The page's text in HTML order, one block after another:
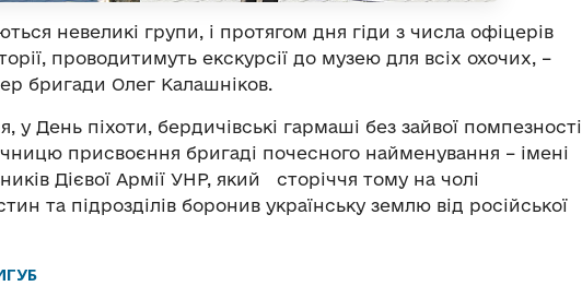
невеликі групи, і протягом дня гіди з числа офіцерів
проводитимуть екскурсії до музею для всіх охочих, –
бригади Олег Калашніков.
у День піхоти, бердичівські гармаші без зайвої помпезності
присвоєння бригаді почесного найменування – імені
Дієвої Армії УНР, який сторіччя тому на чолі
та підрозділів боронив українську землю від російської